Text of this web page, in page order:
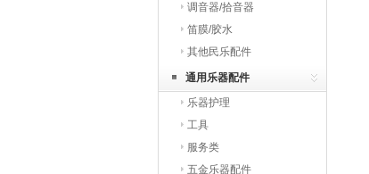
调音器/拾音器
笛膜/胶水
其他民乐配件
通用乐器配件
乐器护理
工具
服务类
五金乐器配件